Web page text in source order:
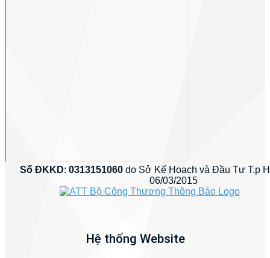
Số ĐKKD:0313151060 do Sở Kế Hoạch và Đầu Tư T.p
06/03/2015
Hệ thống Website